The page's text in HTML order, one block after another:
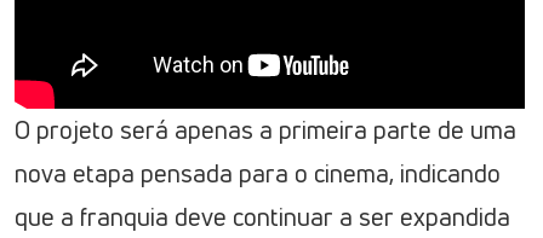
O projeto será apenas a primeira parte de uma
nova etapa pensada para o cinema, indicando
que a franquia deve continuar a ser expandida